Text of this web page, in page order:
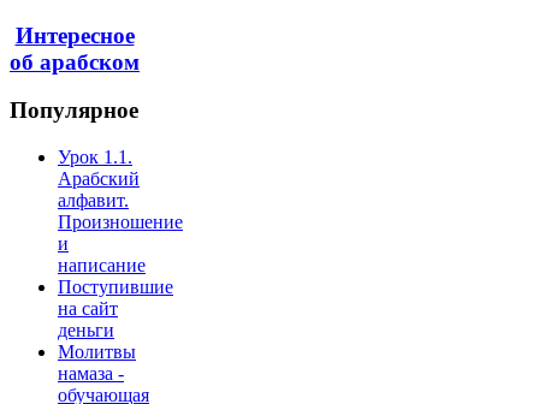
Интересное
об арабском
Популярное
Урок 1.1.
Арабский
алфавит.
Произношение
и
написание
Поступившие
на сайт
деньги
Молитвы
намаза -
обучающая